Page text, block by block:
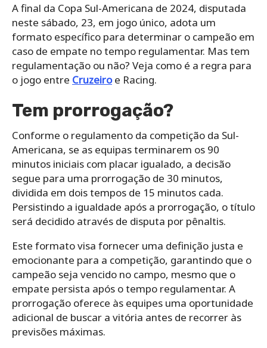
A final da Copa Sul-Americana de 2024, disputada
neste sábado, 23, em jogo único, adota um
formato específico para determinar o campeão em
caso de empate no tempo regulamentar. Mas tem
regulamentação ou não? Veja como é a regra para
o jogo entre Cruzeiroe Racing.
Tem prorrogação?
Conforme o regulamento da competição da Sul-
Americana, se as equipas terminarem os 90
minutos iniciais com placar igualado, a decisão
segue para uma prorrogação de 30 minutos,
dividida em dois tempos de 15 minutos cada.
Persistindo a igualdade após a prorrogação, o título
será decidido através de disputa por pênaltis.
Este formato visa fornecer uma definição justa e
emocionante para a competição, garantindo que o
campeão seja vencido no campo, mesmo que o
empate persista após o tempo regulamentar. A
prorrogação oferece às equipes uma oportunidade
adicional de buscar a vitória antes de recorrer às
previsões máximas.